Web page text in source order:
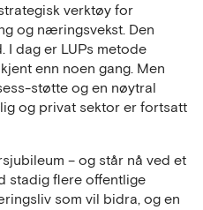
verktøy for
og næringsvekst. Den
I dag er LUPs metode
enn noen gang. Men
støtte og en nøytral
og privat sektor er fortsatt
– og står nå ved et
stadig flere offentlige
som vil bidra, og en